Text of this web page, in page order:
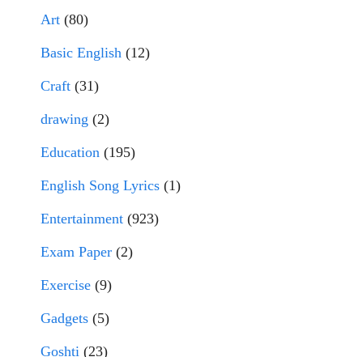
Art (80)
Basic English (12)
Craft (31)
drawing (2)
Education (195)
English Song Lyrics (1)
Entertainment (923)
Exam Paper (2)
Exercise (9)
Gadgets (5)
Goshti (23)